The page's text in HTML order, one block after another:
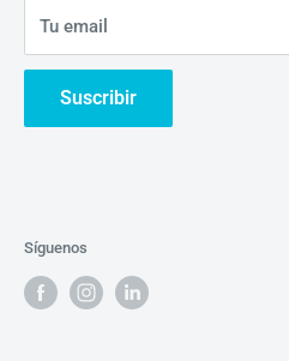
Tu email
Suscribir
Síguenos